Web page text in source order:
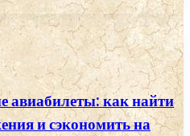
авиабилеты: как найти
и сэкономить на